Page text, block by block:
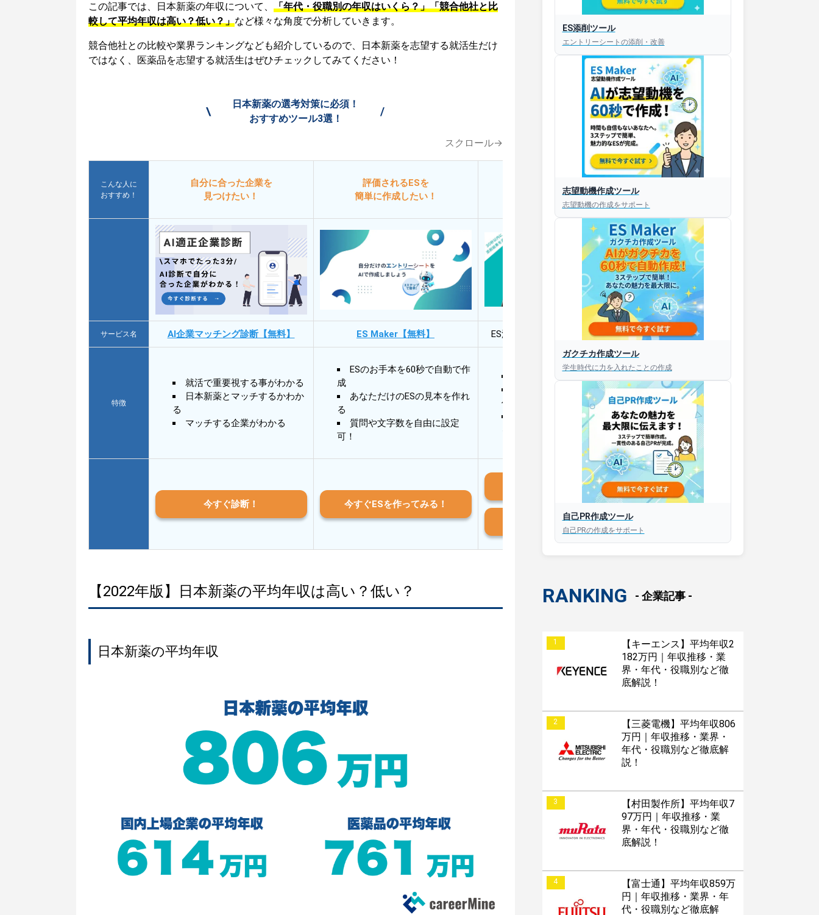
この記事では、日本新薬の年収について、 「年代・役職別の年収はいくら？」「競合他社と比
較して平均年収は高い？低い？」など様々な角度で分析していきます。
競合他社との比較や業界ランキングなども紹介しているので、日本新薬を志望する就活生だけ
ではなく、医薬品を志望する就活生はぜひチェックしてみてください！
\
日本新薬の選考対策に必須！
おすすめツール3選！
/
スクロール→
こんな人に
おすすめ！
自分に合った企業を
見つけたい！
評価されるESを
簡単に作成したい！
添削してほしい！
サービス名 AI企業マッチング診断【無料】 ES Maker【無料】 ES添削・面接対策アプリ【無料】
特徴
就活で重要視する事がわかる
日本新薬とマッチするかわか
る
マッチする企業がわかる
ESのお手本を60秒で自動で作
成
あなただけのESの見本を作れ
る
質問や文字数を自由に設定
可！
30秒以内にあなたのESを添削
30秒以内にあなただけのESを
作成
AIと対話して面接練習ができ
今すぐ診断！ 今すぐESを作ってみる！
iOS版はこちら
Android版はこちら
【2022年版】日本新薬の平均年収は高い？低い？
日本新薬の平均年収
ES添削ツール
エントリーシートの添削・改善
志望動機作成ツール
志望動機の作成をサポート
ガクチカ作成ツール
学生時代に力を入れたことの作成
自己PR作成ツール
自己PRの作成をサポート
RANKING - 企業記事 -
1
【キーエンス】平均年収2
182万円｜年収推移・業
界・年代・役職別など徹
底解説！
2
【三菱電機】平均年収806
万円｜年収推移・業界・
年代・役職別など徹底解
説！
3
【村田製作所】平均年収7
97万円｜年収推移・業
界・年代・役職別など徹
底解説！
4
【富士通】平均年収859万
円｜年収推移・業界・年
代・役職別など徹底解